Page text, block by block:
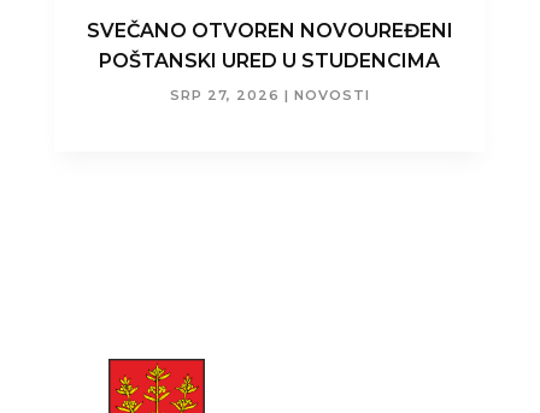
SVEČANO OTVOREN NOVOUREĐENI
POŠTANSKI URED U STUDENCIMA
SRP 27, 2026 | NOVOSTI